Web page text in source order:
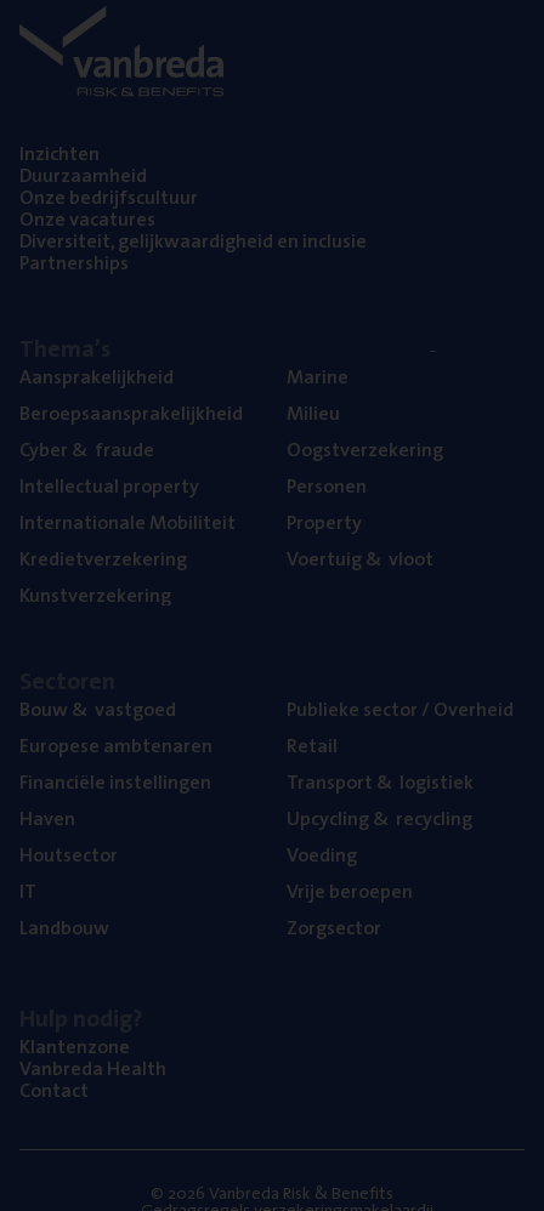
Inzich­ten
Duur­zaam­heid
Onze bedrijfs­cul­tuur
Onze vaca­tu­res
Diver­si­teit, gelijk­waar­dig­heid en inclusie
Part­ner­ships
Aan­spra­ke­lijk­heid
Beroeps­aan­spra­ke­lijk­heid
Cyber& fraude
Intel­lec­tu­al property
Inter­na­ti­o­na­le Mobiliteit
Kre­diet­ver­ze­ke­ring
Kunst­ver­ze­ke­ring
Mari­ne
Mili­eu
Oogst­ver­ze­ke­ring
Per­so­nen
Pro­per­ty
Voer­tuig& vloot
Bouw& vastgoed
Euro­pe­se ambtenaren
Finan­ci­ë­le instellingen
Haven
Hout­sec­tor
IT
Land­bouw
Publie­ke sec­tor / Overheid
Retail
Trans­port& logistiek
Upcy­cling& recycling
Voe­ding
Vrije beroe­pen
Zorg­sec­tor
Klan­ten­zo­ne
Van­b­re­da Health
Con­tact
© 2026 Vanbreda Risk & Benefits